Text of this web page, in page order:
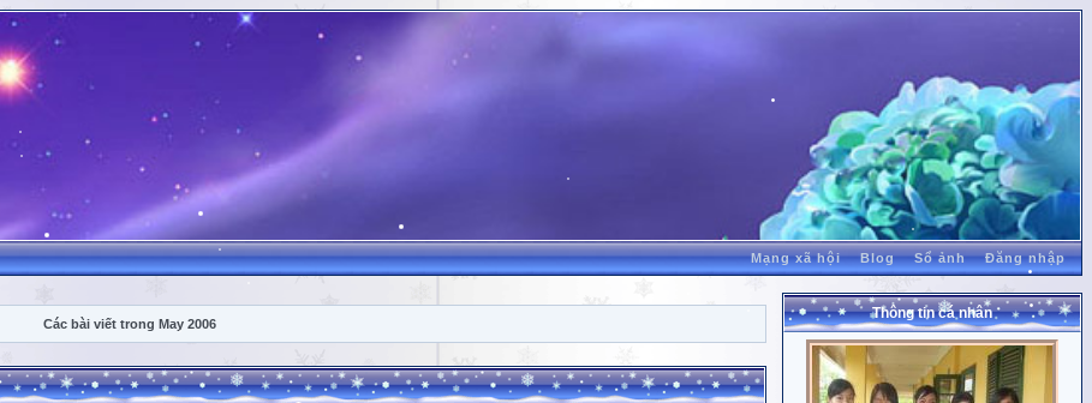
Mạng xã hội Blog Sổ ảnh Đăng nhập
Các bài viết trong May 2006
Thông tin cá nhân